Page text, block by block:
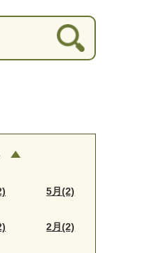
5月(2)
2月(2)